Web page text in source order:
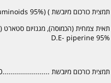
תמצית כורכום מיובשת ) (Curcuma longa D.E.-Curcuminoids 95%,
D.E- piperine 95%
תמצית כורכום מיובשת ........................500 מ"ג